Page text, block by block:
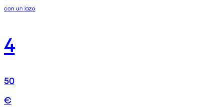
con un lazo
4
50
€